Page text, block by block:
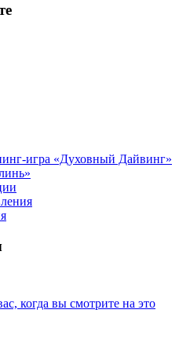
когда вы смотрите на это